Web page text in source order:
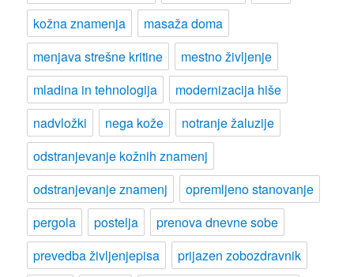
kožna znamenja
masaža doma
menjava strešne kritine
mestno življenje
mladina in tehnologija
modernizacija hiše
nadvložki
nega kože
notranje žaluzije
odstranjevanje kožnih znamenj
odstranjevanje znamenj
opremljeno stanovanje
pergola
postelja
prenova dnevne sobe
prevedba življenjepisa
prijazen zobozdravnik